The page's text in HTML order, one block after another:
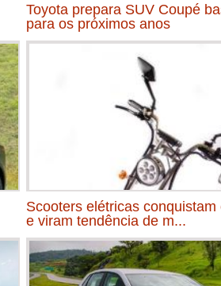
Toyota prepara SUV Coupé
para os próximos anos
Scooters elétricas
e viram tendência de m...